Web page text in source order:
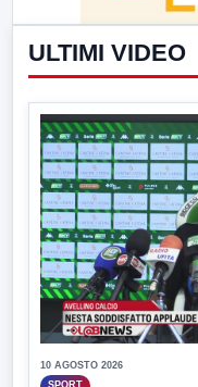
ULTIMI VIDEO
10 AGOSTO 2026